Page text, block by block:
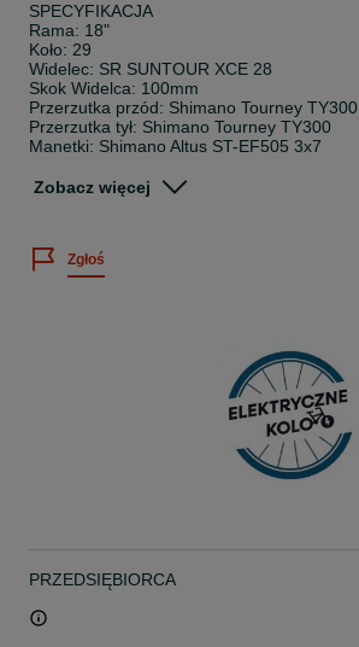
SPECYFIKACJA
Rama: 18"
Koło: 29
Widelec: SR SUNTOUR XCE 28
Skok Widelca: 100mm
Przerzutka przód: Shimano Tourney TY300
Przerzutka tył: Shimano Tourney TY300
Manetki: Shimano Altus ST-EF505 3x7
Kaseta/Wolnobieg: SHIMANO MF-TZ500-7
Łańcuch: KMC Z8.3
Piasta przód: Shimano HB-TX505
Tarcze hamulcowe: Shimano 160 mm
Zobacz więcej
Zgłoś
PRZEDSIĘBIORCA